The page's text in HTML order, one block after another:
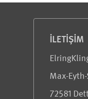
İLETIŞIM
Max-
72581